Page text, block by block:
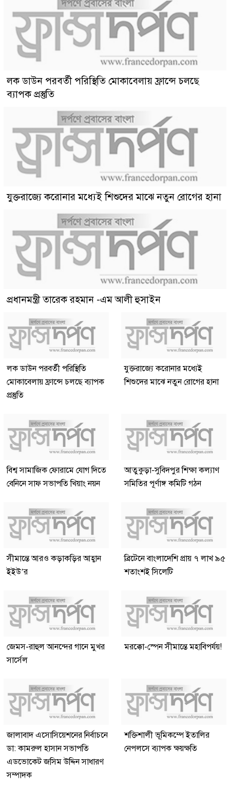
লক ডাউন পরবর্তী পরিস্থিতি মোকাবেলায় ফ্রান্সে চলছে
ব্যাপক প্রস্তুতি
যুক্তরাজ্যে করোনার মধ্যেই শিশুদের মাঝে নতুন রোগের হানা
প্রধানমন্ত্রী তারেক রহমান -এম আলী হুসাইন
লক ডাউন পরবর্তী পরিস্থিতি
মোকাবেলায় ফ্রান্সে চলছে ব্যাপক
প্রস্তুতি
যুক্তরাজ্যে করোনার মধ্যেই
শিশুদের মাঝে নতুন রোগের হানা
বিশ্ব সামাজিক ফোরামে যোগ দিতে
বেনিনে সাফ সভাপতি খিয়াং নয়ন
আতুকুড়া-সুবিদপুর শিক্ষা কল্যাণ
সমিতির পূর্ণাঙ্গ কমিটি গঠন
সীমান্তে আরও কড়াকড়ির আহ্বান
ইইউ’র
ব্রিটেনে বাংলাদেশি প্রায় ৭ লাখ ৯৫
শতাংশই সিলেটি
জেমস-রাহুল আনন্দের গানে মুখর
সার্সেল
মরক্কো-স্পেন সীমান্তে মহাবিপর্যয়!
জালাবাদ এসোসিয়েশনের নির্বাচনে
ডা: কামরুল হাসান সভাপতি
এডভোকেট জসিম উদ্দিন সাধারণ
সম্পাদক
শক্তিশালী ভূমিকম্পে ইতালির
নেপলসে ব্যাপক ক্ষয়ক্ষতি